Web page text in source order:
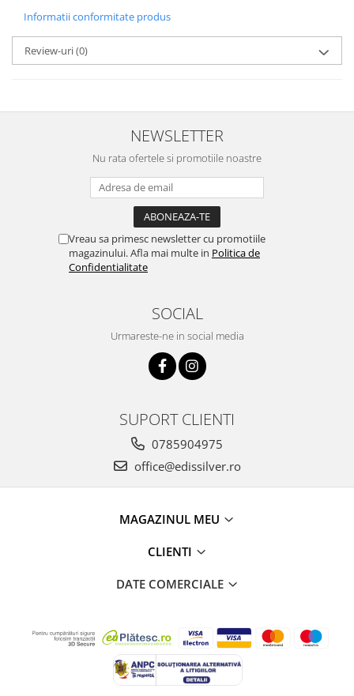
Informatii conformitate produs
Review-uri(0)
NEWSLETTER
Nu rata ofertele si promotiile noastre
Vreau sa primesc newsletter cu promotiile
magazinului. Afla mai multe in Politica de
Confidentialitate
SOCIAL
Urmareste-ne in social media
SUPORT CLIENTI
0785904975
office@edissilver.ro
MAGAZINUL MEU
CLIENTI
DATE COMERCIALE